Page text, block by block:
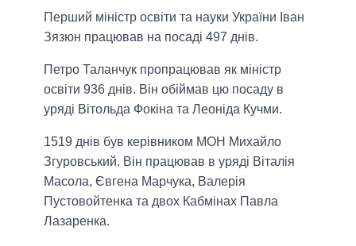
Перший міністр освіти та науки України Іван
Зязюн працював на посаді 497 днів.
Петро Таланчук пропрацював як міністр
освіти 936 днів. Він обіймав цю посаду в
уряді Вітольда Фокіна та Леоніда Кучми.
1519 днів був керівником МОН Михайло
Згуровський. Він працював в уряді Віталія
Масола, Євгена Марчука, Валерія
Пустовойтенка та двох Кабмінах Павла
Лазаренка.